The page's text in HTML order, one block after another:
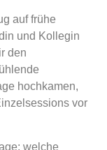
auf frühe
und Kollegin
den
hochkamen,
vor
welche